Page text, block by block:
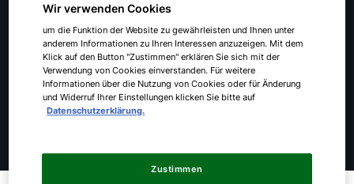
Wir verwenden Cookies
um die Funktion der Website zu gewährleisten und Ihnen unter
anderem Informationen zu Ihren Interessen anzuzeigen. Mit dem
Klick auf den Button "Zustimmen" erklären Sie sich mit der
Verwendung von Cookies einverstanden. Für weitere
Informationen über die Nutzung von Cookies oder für Änderung
und Widerruf Ihrer Einstellungen klicken Sie bitte auf
Datenschutzerklärung.
Zustimmen